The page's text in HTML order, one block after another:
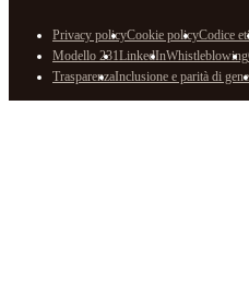
Privacy policyCookie policyCodice
Modello 231LinkedInWhistleblowing
TrasparenzaInclusione e parità di